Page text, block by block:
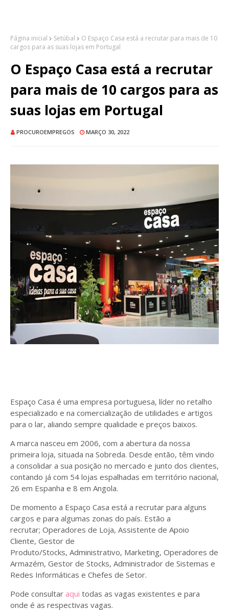
Página inicial Setúbal
O Espaço Casa está a recrutar para mais de 10
cargos para as suas lojas em Portugal
O Espaço Casa está a recrutar
para mais de 10 cargos para as
suas lojas em Portugal
PROCUROEMPREGOS MARÇO 30, 2022
Espaço Casa é uma empresa portuguesa, líder no retalho
especializado e na comercialização de utilidades e artigos
para o lar, aliando sempre qualidade e preços baixos.
A marca nasceu em 2006, com a abertura da nossa
primeira loja, situada na Sobreda. Desde então, têm vindo
a consolidar a sua posição no mercado e junto dos clientes,
contando já com 54 lojas espalhadas em território nacional,
26 em Espanha e 8 em Angola.
De momento a Espaço Casa está a recrutar para alguns
cargos e para algumas zonas do país. Estão a
recrutar; Operadores de Loja, Assistente de Apoio
Cliente, Gestor de
Produto/Stocks, Administrativo, Marketing, Operadores de
Armazém, Gestor de Stocks, Administrador de Sistemas e
Redes Informáticas e Chefes de Setor.
Pode consultar aqui todas as vagas existentes e para
onde é as respectivas vagas.